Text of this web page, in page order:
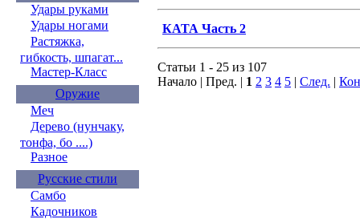
Удары руками
Удары ногами
Растяжка,
гибкость, шпагат...
Мастер-Класс
Оружие
Меч
Дерево (нунчаку,
тонфа, бо ....)
Разное
Русские стили
Самбо
Кадочников
КАТА Часть 2
Статьи 1 - 25 из 107
Начало | Пред. | 1 2 3 4 5 | След. |